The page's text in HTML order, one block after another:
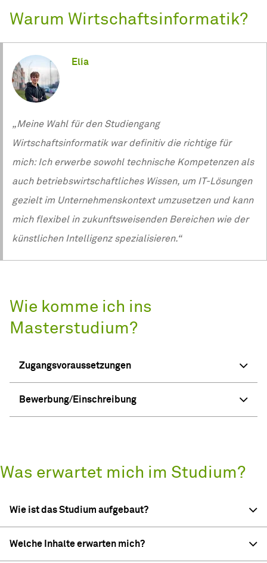
Warum Wirtschaftsinformatik?
Elía
„Meine Wahl für den Studiengang
Wirtschaftsinformatik war definitiv die richtige für
mich: Ich erwerbe sowohl technische Kompetenzen als
auch betriebswirtschaftliches Wissen, um IT-Lösungen
gezielt im Unternehmenskontext umzusetzen und kann
mich flexibel in zukunftsweisenden Bereichen wie der
künstlichen Intelligenz spezialisieren.“
Wie komme ich ins
Masterstudium?
Zugangsvoraussetzungen
Bewerbung/Einschreibung
Was erwartet mich im Studium?
Wie ist das Studium aufgebaut?
Welche Inhalte erwarten mich?